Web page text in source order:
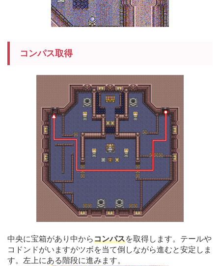
コンパス取得
中央に宝箱があり中からコンパスを取得します。テールや
コドンドがいますがツボを当て倒しながら進むと安定しま
す。左上にある階段に進みます。